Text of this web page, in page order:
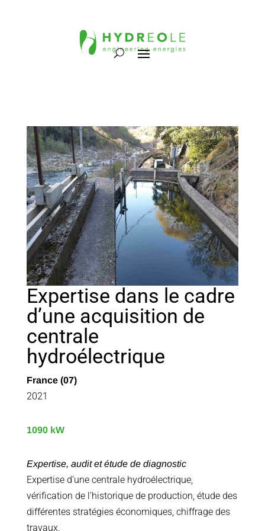
Expertise dans le cadre
d’une acquisition de
centrale
hydroélectrique
France (07)
2021
1090 kW
Expertise, audit et étude de diagnostic
Expertise d’une centrale hydroélectrique,
vérification de l’historique de production, étude des
différentes stratégies économiques, chiffrage des
travaux.